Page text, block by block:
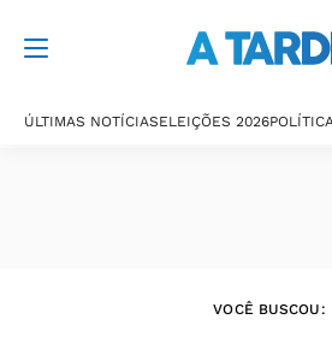
ÚLTIMAS NOTÍCIASELEIÇÕES 2026
VOCÊ BUSCOU: